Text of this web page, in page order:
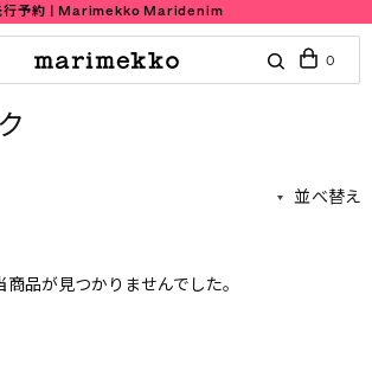
行予約 | Marimekko Maridenim
0
並べ替え
商品が見つかりませんでした。